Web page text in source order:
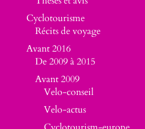
Cyclotourisme
Récits de voyage
Avant 2016
De 2009 à 2015
Avant 2009
Velo-conseil
Velo-actus